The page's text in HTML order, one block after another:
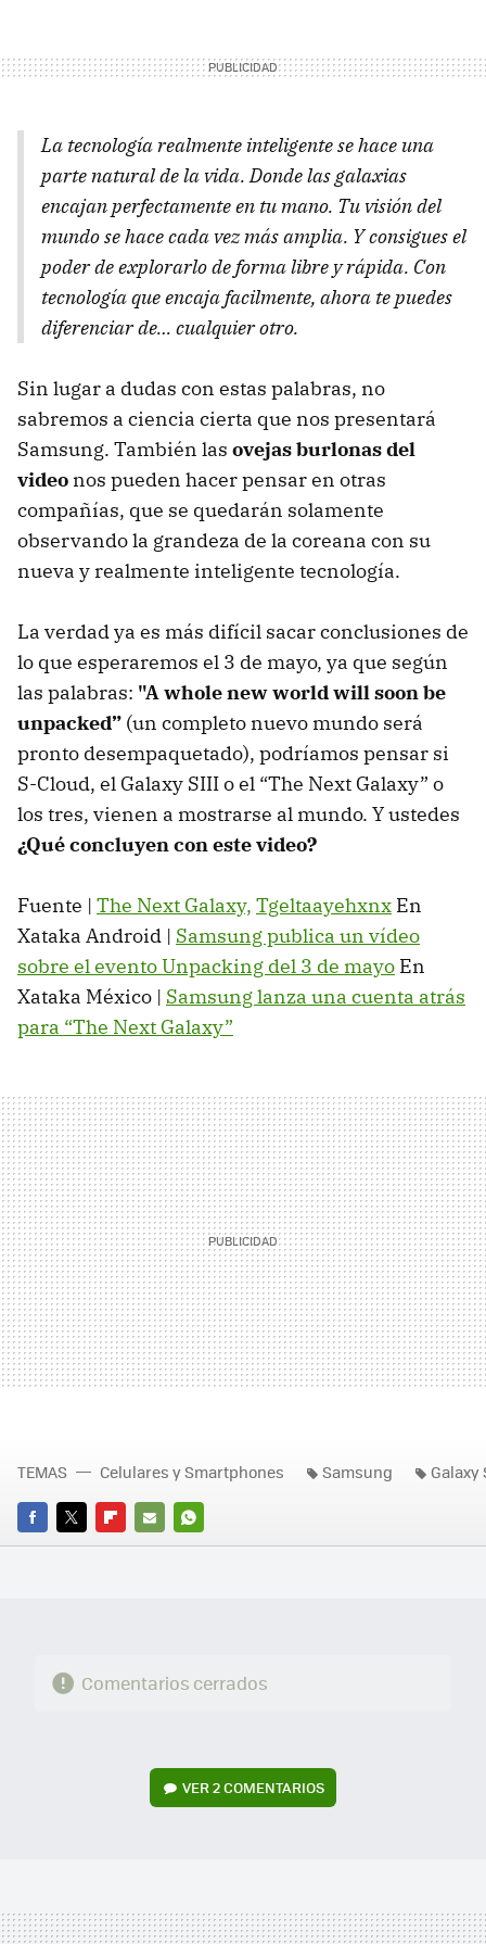
La tecnología realmente inteligente se hace una
parte natural de la vida. Donde las galaxias
encajan perfectamente en tu mano. Tu visión del
mundo se hace cada vez más amplia. Y consigues el
poder de explorarlo de forma libre y rápida. Con
tecnología que encaja facilmente, ahora te puedes
diferenciar de… cualquier otro.
Sin lugar a dudas con estas palabras, no
sabremos a ciencia cierta que nos presentará
Samsung. También las ovejas burlonas del
video nos pueden hacer pensar en otras
compañías, que se quedarán solamente
observando la grandeza de la coreana con su
nueva y realmente inteligente tecnología.
La verdad ya es más difícil sacar conclusiones de
lo que esperaremos el 3 de mayo, ya que según
las palabras: "A whole new world will soon be
unpacked” (un completo nuevo mundo será
pronto desempaquetado), podríamos pensar si
S-Cloud, el Galaxy SIII o el “The Next Galaxy” o
los tres, vienen a mostrarse al mundo. Y ustedes
¿Qué concluyen con este video?
Fuente | The Next Galaxy, Tgeltaayehxnx En
Xataka Android | Samsung publica un vídeo
sobre el evento Unpacking del 3 de mayo En
Xataka México | Samsung lanza una cuenta atrás
para “The Next Galaxy”
FACEBOOK
TWITTERFLIPBOARD
E-
WHATSAPP
TEMAS Celulares y Smartphones Samsung Galaxy
Comentarios cerrados
VER2 COMENTARIOS